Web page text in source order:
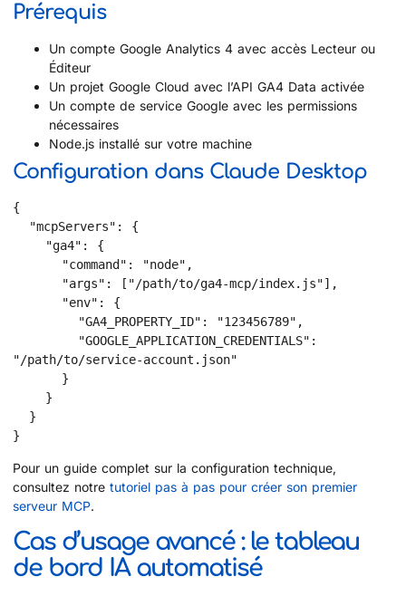
Prérequis
Un compte Google Analytics 4 avec accès Lecteur ou
Éditeur
Un projet Google Cloud avec l’API GA4 Data activée
Un compte de service Google avec les permissions
nécessaires
Node.js installé sur votre machine
Configuration dans Claude Desktop
{
"/path/to/service-account.json"
}
Pour un guide complet sur la configuration technique,
consultez notre tutoriel pas à pas pour créer son premier
serveur MCP.
Cas d’usage avancé : le tableau
de bord IA automatisé